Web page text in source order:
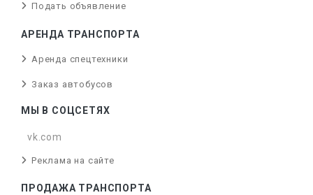
Подать объявление
АРЕНДА ТРАНСПОРТА
Аренда спецтехники
Заказ автобусов
МЫ В СОЦСЕТЯХ
vk.com
Реклама на сайте
ПРОДАЖА ТРАНСПОРТА